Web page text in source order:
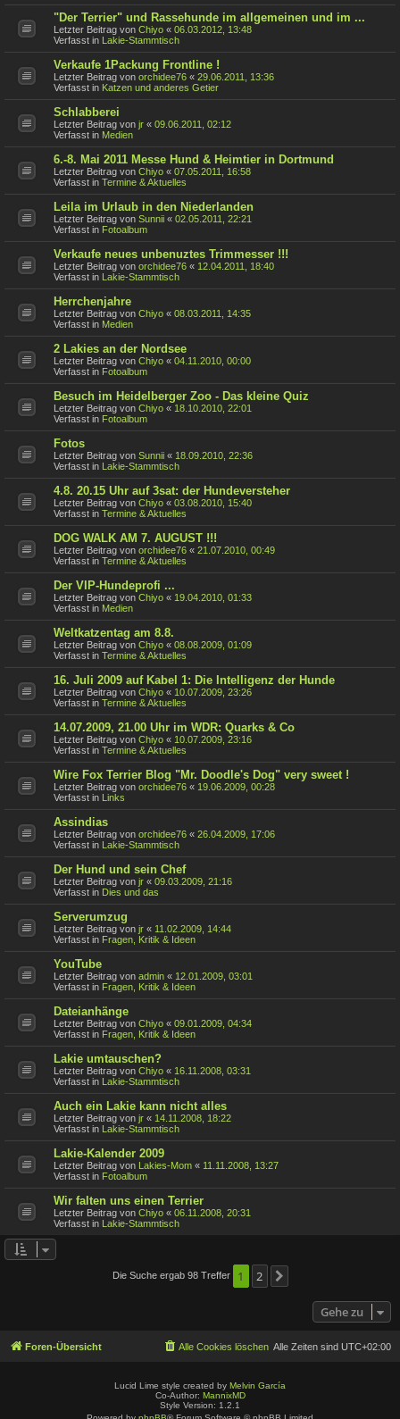
"Der Terrier" und Rassehunde im allgemeinen und im ...
Letzter Beitrag von Chiyo « 06.03.2012, 13:48
Verfasst in Lakie-Stammtisch
Verkaufe 1Packung Frontline !
Letzter Beitrag von orchidee76 « 29.06.2011, 13:36
Verfasst in Katzen und anderes Getier
Schlabberei
Letzter Beitrag von jr « 09.06.2011, 02:12
Verfasst in Medien
6.-8. Mai 2011 Messe Hund & Heimtier in Dortmund
Letzter Beitrag von Chiyo « 07.05.2011, 16:58
Verfasst in Termine & Aktuelles
Leila im Urlaub in den Niederlanden
Letzter Beitrag von Sunnii « 02.05.2011, 22:21
Verfasst in Fotoalbum
Verkaufe neues unbenuztes Trimmesser !!!
Letzter Beitrag von orchidee76 « 12.04.2011, 18:40
Verfasst in Lakie-Stammtisch
Herrchenjahre
Letzter Beitrag von Chiyo « 08.03.2011, 14:35
Verfasst in Medien
2 Lakies an der Nordsee
Letzter Beitrag von Chiyo « 04.11.2010, 00:00
Verfasst in Fotoalbum
Besuch im Heidelberger Zoo - Das kleine Quiz
Letzter Beitrag von Chiyo « 18.10.2010, 22:01
Verfasst in Fotoalbum
Fotos
Letzter Beitrag von Sunnii « 18.09.2010, 22:36
Verfasst in Lakie-Stammtisch
4.8. 20.15 Uhr auf 3sat: der Hundeversteher
Letzter Beitrag von Chiyo « 03.08.2010, 15:40
Verfasst in Termine & Aktuelles
DOG WALK AM 7. AUGUST !!!
Letzter Beitrag von orchidee76 « 21.07.2010, 00:49
Verfasst in Termine & Aktuelles
Der VIP-Hundeprofi ...
Letzter Beitrag von Chiyo « 19.04.2010, 01:33
Verfasst in Medien
Weltkatzentag am 8.8.
Letzter Beitrag von Chiyo « 08.08.2009, 01:09
Verfasst in Termine & Aktuelles
16. Juli 2009 auf Kabel 1: Die Intelligenz der Hunde
Letzter Beitrag von Chiyo « 10.07.2009, 23:26
Verfasst in Termine & Aktuelles
14.07.2009, 21.00 Uhr im WDR: Quarks & Co
Letzter Beitrag von Chiyo « 10.07.2009, 23:16
Verfasst in Termine & Aktuelles
Wire Fox Terrier Blog "Mr. Doodle's Dog" very sweet !
Letzter Beitrag von orchidee76 « 19.06.2009, 00:28
Verfasst in Links
Assindias
Letzter Beitrag von orchidee76 « 26.04.2009, 17:06
Verfasst in Lakie-Stammtisch
Der Hund und sein Chef
Letzter Beitrag von jr « 09.03.2009, 21:16
Verfasst in Dies und das
Serverumzug
Letzter Beitrag von jr « 11.02.2009, 14:44
Verfasst in Fragen, Kritik & Ideen
YouTube
Letzter Beitrag von admin « 12.01.2009, 03:01
Verfasst in Fragen, Kritik & Ideen
Dateianhänge
Letzter Beitrag von Chiyo « 09.01.2009, 04:34
Verfasst in Fragen, Kritik & Ideen
Lakie umtauschen?
Letzter Beitrag von Chiyo « 16.11.2008, 03:31
Verfasst in Lakie-Stammtisch
Auch ein Lakie kann nicht alles
Letzter Beitrag von jr « 14.11.2008, 18:22
Verfasst in Lakie-Stammtisch
Lakie-Kalender 2009
Letzter Beitrag von Lakies-Mom « 11.11.2008, 13:27
Verfasst in Fotoalbum
Wir falten uns einen Terrier
Letzter Beitrag von Chiyo « 06.11.2008, 20:31
Verfasst in Lakie-Stammtisch
Die Suche ergab 98 Treffer 1 2
Gehe zu
Foren-Übersicht Alle Zeiten sind UTC+02:00
Alle Cookies löschen
Lucid Lime style created by Melvin García
Co-Author: MannixMD
Style Version: 1.2.1